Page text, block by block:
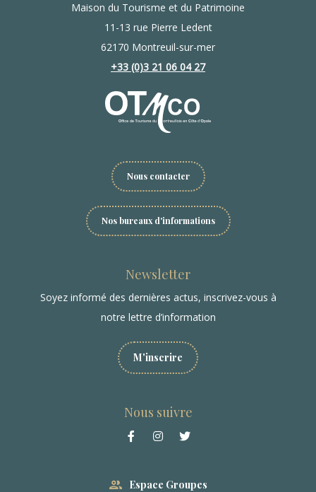
Maison du Tourisme et du Patrimoine
11-13 rue Pierre Ledent
62170 Montreuil-sur-mer
+33 (0)3 21 06 04 27
Nous contacter
Nos bureaux d'informations
Newsletter
Soyez informé des dernières actus, inscrivez-vous à
notre lettre d’information
M'inscrire
Nous suivre
Espace Groupes